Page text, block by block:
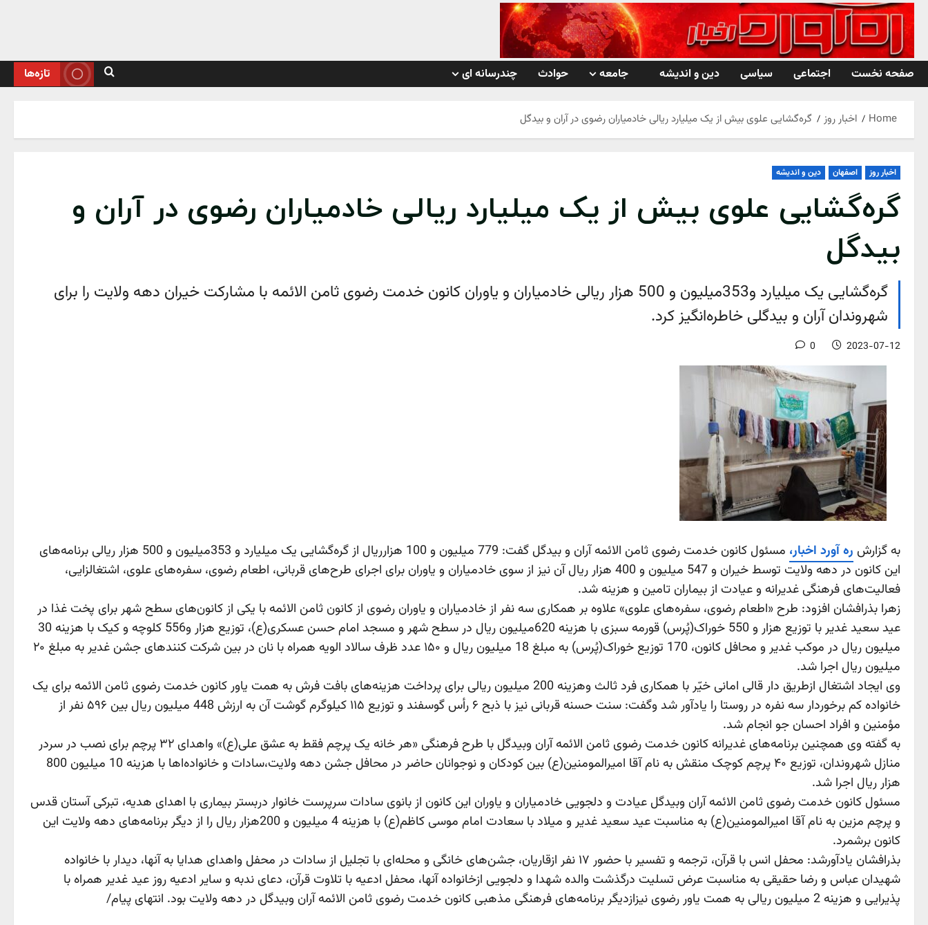
Skip
content
صفحه نخست
اجتماعی سیاسی دین و اندیشه جامعه حوادث چندرسانه ای تازه‌ها
Home اخبار روز گره‌گشایی علوی بیش از یک میلیارد ریالی خادمیاران رضوی در آران و بیدگل
اخبار روز اصفهان دین و اندیشه
گره‌گشایی علوی بیش از یک میلیارد ریالی خادمیاران رضوی در آران و
بیدگل
گره‌گشایی یک میلیارد و353میلیون و 500 هزار ريالی خادمیاران و یاوران کانون خدمت رضوی ثامن الائمه با مشارکت خیران دهه ولایت را برای
شهروندان آران و بیدگلی خاطره‌انگیز کرد.
2023-07-12
0
به گزارش ره آورد اخبار،
مسئول کانون خدمت رضوی ثامن الائمه آران و بیدگل گفت: 779 میلیون و 100 هزارریال از گره‌گشایی یک میلیارد و 353میلیون و 500 هزار ريالی برنامه‌های
این کانون در دهه ولایت توسط خیران و 547 میلیون و 400 هزار ریال آن نیز از سوی خادمیاران و یاوران برای اجرای طرح‌های قربانی، اطعام رضوی، سفره‌های علوی، اشتغالزایی،
فعالیت‌های فرهنگی غدیرانه و عیادت از بیماران تامین و هزینه شد.
زهرا بذرافشان افزود: طرح‌ «اطعام رضوی، سفره‌های علوی» علاوه بر همکاری سه نفر از خادمیاران و یاوران رضوی از کانون ثامن الائمه با یکی از کانون‌های سطح شهر برای پخت غذا در
عید سعید غدیر با توزیع هزار و 550 خوراک(پُرس) قورمه سبزی با هزینه 620میلیون ریال در سطح شهر و مسجد امام حسن عسکری(ع)، توزیع هزار و556 کلوچه و کیک با هزینه 30
میلیون ریال در موکب غدیر و محافل کانون، 170 توزیع خوراک(پُرس) به مبلغ 18 میلیون ریال و ۱۵۰ عدد ظرف سالاد الویه همراه با نان در بین شرکت کنندهای جشن غدیر به مبلغ ۲۰
میلیون ریال اجرا شد.
وی ایجاد اشتغال ازطریق دار قالی امانی خیّر با همکاری فرد ثالث وهزینه 200 میلیون ریالی برای پرداخت هزینه‌های بافت فرش به همت یاور کانون خدمت رضوی ثامن الائمه برای یک
خانواده کم برخوردار سه نفره در روستا را یادآور شد وگفت: سنت حسنه قربانی نیز با ذبح ۶ رأس گوسفند و توزیع ۱۱۵ کیلوگرم گوشت آن به ارزش 448 میلیون ریال بین ۵۹۶ نفر از
مؤمنین و افراد احسان جو انجام شد.
به گفته وی همچنین برنامه‌های غدیرانه کانون خدمت رضوی ثامن الائمه آران وبیدگل با طرح فرهنگی «هر خانه یک پرچم فقط به عشق علی(ع)» واهدای ۳۲ پرچم برای نصب در سردر
منازل شهروندان، توزیع ۴۰ پرچم کوچک منقش به نام آقا امیرالمومنین(ع) بین کودکان و نوجوانان حاضر در محافل جشن دهه ولایت،سادات و خانواد‌ه‌اها با هزینه 10 میلیون 800
هزار ریال اجرا شد.
مسئول کانون خدمت رضوی ثامن الائمه آران وبیدگل عیادت و دلجویی خادمیاران و یاوران این کانون از بانوی سادات سرپرست خانوار دربستر بیماری با اهدای هدیه، تبرکی آستان قدس
و پرچم مزین به نام آقا امیرالمومنین(ع) به مناسبت عید سعید غدیر و میلاد با سعادت امام موسی کاظم(ع) با هزینه 4 میلیون و 200هزار ریال را از دیگر برنامه‌های دهه ولایت این
کانون برشمرد.
بذرافشان یادآورشد: محفل انس با قرآن، ترجمه و تفسیر با حضور ۱۷ نفر ازقاریان، جشن‌های خانگی و محله‌ای با تجلیل از سادات در محفل واهدای هدایا به آنها، دیدار با خانواده
شهیدان عباس و رضا حقیقی به مناسبت عرض تسلیت درگذشت والده شهدا و دلجویی ازخانواده آنها، محفل ادعیه با تلاوت قرآن، دعای ندبه و سایر ادعیه روز عید غدیر همراه با
پذیرایی و هزینه 2 میلیون ریالی به همت یاور رضوی نیزازدیگر برنامه‌های فرهنگی مذهبی کانون خدمت رضوی ثامن الائمه آران وبیدگل در دهه ولایت بود. انتهای پیام/